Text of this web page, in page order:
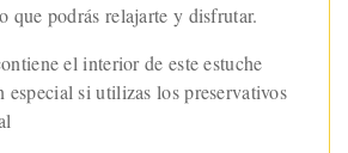
que podrás relajarte y disfrutar.
el interior de este estuche
especial si utilizas los preservativos